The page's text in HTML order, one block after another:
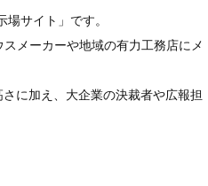
サイト」です。
メーカーや地域の有力工務店にメ
に加え、大企業の決裁者や広報担